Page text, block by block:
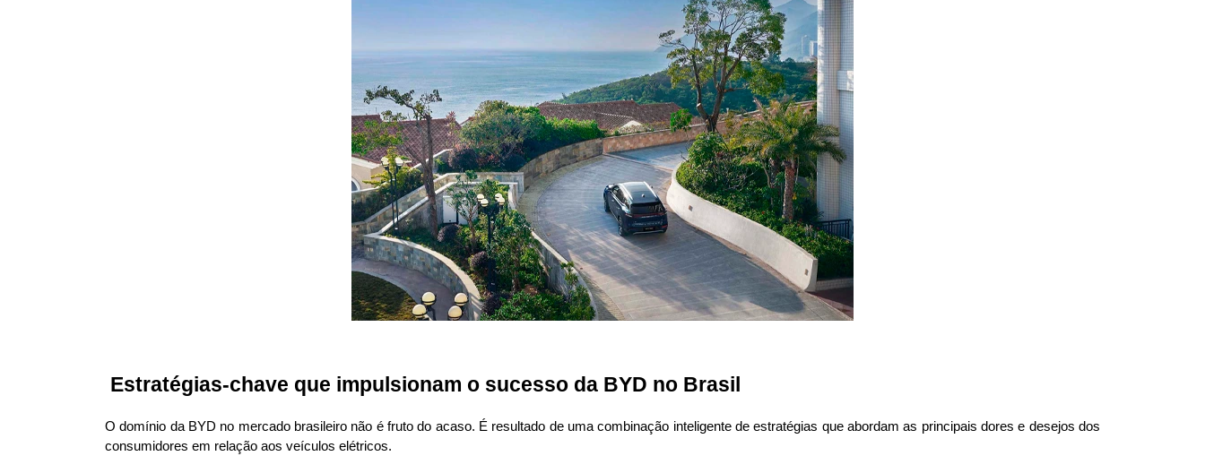
Estratégias-chave que impulsionam o sucesso da BYD no Brasil
O domínio da BYD no mercado brasileiro não é fruto do acaso. É resultado de uma combinação inteligente de estratégias que abordam as principais dores e desejos dos
consumidores em relação aos veículos elétricos.